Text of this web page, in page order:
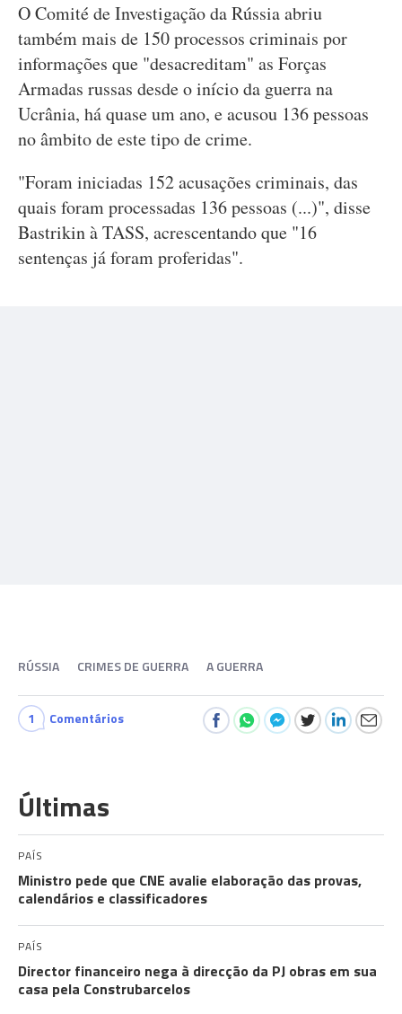
O Comité de Investigação da Rússia abriu
também mais de 150 processos criminais por
informações que "desacreditam" as Forças
Armadas russas desde o início da guerra na
Ucrânia, há quase um ano, e acusou 136 pessoas
no âmbito de este tipo de crime.
"Foram iniciadas 152 acusações criminais, das
quais foram processadas 136 pessoas (...)", disse
Bastrikin à TASS, acrescentando que "16
sentenças já foram proferidas".
RÚSSIA CRIMES DE GUERRA A GUERRA
1 Comentários
Últimas
PAÍS
Ministro pede que CNE avalie elaboração das provas,
calendários e classificadores
PAÍS
Director financeiro nega à direcção da PJ obras em sua
casa pela Construbarcelos